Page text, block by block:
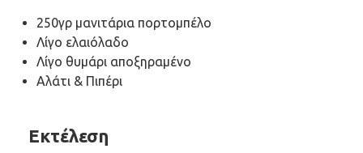
250γρ μανιτάρια πορτομπέλο
Λίγο ελαιόλαδο
Λίγο θυμάρι αποξηραμένο
Αλάτι & Πιπέρι
Εκτέλεση